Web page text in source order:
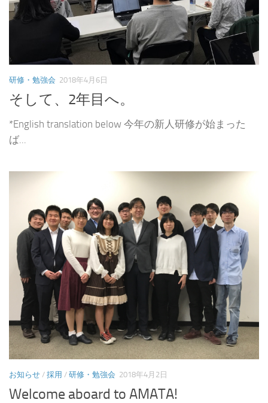
研修・勉強会 2018年4月6日
そして、2年目へ。
*English translation below 今年の新人研修が始まった
ば...
お知らせ / 採用 / 研修・勉強会 2018年4月2日
Welcome aboard to AMATA!